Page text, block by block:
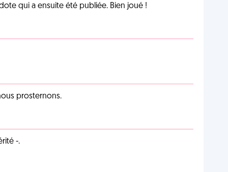
qui a ensuite été publiée. Bien joué !
prosternons.
-.